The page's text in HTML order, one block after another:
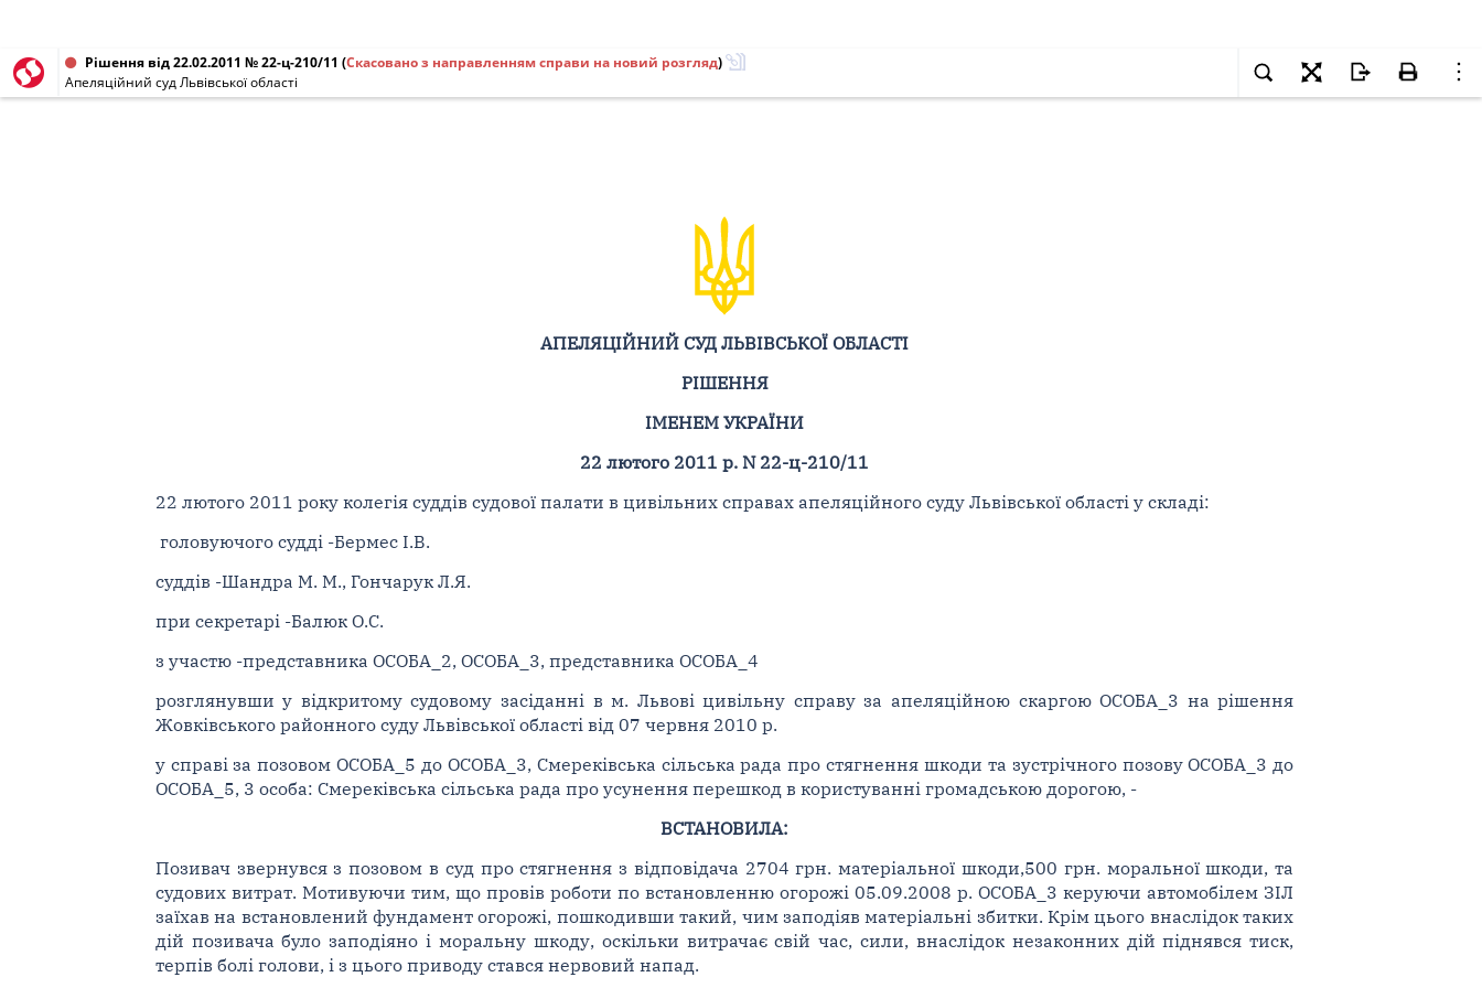
Рішення від 22.02.2011 № 22-ц-210/11 (Скасовано з направленням справи на новий розгляд)
Апеляційний суд Львівської області
АПЕЛЯЦІЙНИЙ СУД ЛЬВІВСЬКОЇ ОБЛАСТІ
РІШЕННЯ
ІМЕНЕМ УКРАЇНИ
22 лютого 2011 р. N 22-ц-210/11
22 лютого 2011 року колегія суддів судової палати в цивільних справах апеляційного суду Львівської області у складі:
головуючого судді -Бермес І.В.
суддів -Шандра М. М., Гончарук Л.Я.
при секретарі -Балюк О.С.
з участю -представника ОСОБА_2, ОСОБА_3, представника ОСОБА_4
розглянувши у відкритому судовому засіданні в м. Львові цивільну справу за апеляційною скаргою ОСОБА_3 на рішення
Жовківського районного суду Львівської області від 07 червня 2010 р.
у справі за позовом ОСОБА_5 до ОСОБА_3, Смереківська сільська рада про стягнення шкоди та зустрічного позову ОСОБА_3 до
ОСОБА_5, 3 особа: Смереківська сільська рада про усунення перешкод в користуванні громадською дорогою, -
ВСТАНОВИЛА:
Позивач звернувся з позовом в суд про стягнення з відповідача 2704 грн. матеріальної шкоди,500 грн. моральної шкоди, та
судових витрат. Мотивуючи тим, що провів роботи по встановленню огорожі 05.09.2008 р. ОСОБА_3 керуючи автомобілем ЗІЛ
заїхав на встановлений фундамент огорожі, пошкодивши такий, чим заподіяв матеріальні збитки. Крім цього внаслідок таких
дій позивача було заподіяно і моральну шкоду, оскільки витрачає свій час, сили, внаслідок незаконних дій піднявся тиск,
терпів болі голови, і з цього приводу стався нервовий напад.